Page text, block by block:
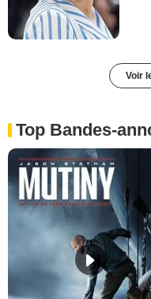
Voir
Top Bandes-